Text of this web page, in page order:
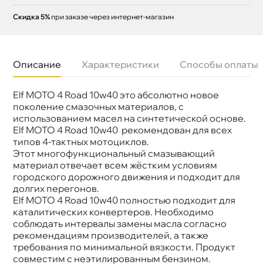
Скидка 5% при заказе через интернет-магазин
Описание Характеристики Способы оплаты
Elf MOTO 4 Road 10w40 это абсолютно новое
поколение смазочных материалов, с
использованием масел на синтетической основе.
Elf MOTO 4 Road 10w40 рекомендован для всех
типов 4-тактных мотоциклов.
Этот многофункциональный смазывающий
материал отвечает всем жёстким условиям
ородского дорожного движения и подходит для
долгих перегонов.
Elf MOTO 4 Road 10w40 полностью подходит для
каталитических конвертеров. Необходимо
соблюдать интервалы замены масла согласно
рекомендациям производителей, а также
требования по минимальной вязкости. Продукт
совместим с неэтилированным бензином.
Бренд Elf